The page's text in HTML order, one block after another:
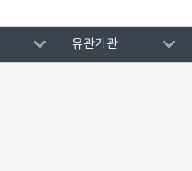
유관기관